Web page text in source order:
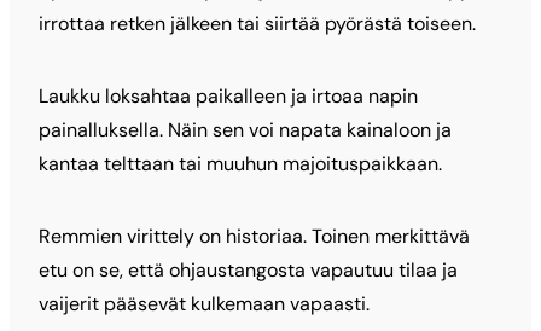
irrottaa retken jälkeen tai siirtää pyörästä toiseen.
Laukku loksahtaa paikalleen ja irtoaa napin
painalluksella. Näin sen voi napata kainaloon ja
kantaa telttaan tai muuhun majoituspaikkaan.
Remmien virittely on historiaa. Toinen merkittävä
etu on se, että ohjaustangosta vapautuu tilaa ja
vaijerit pääsevät kulkemaan vapaasti.